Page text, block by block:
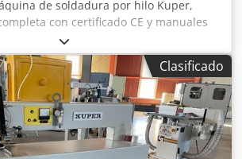
de soldadura por hilo Kuper,
con certificado CE y manuales
Cjdpfezmhpdex Al Ssrf
Clasificado